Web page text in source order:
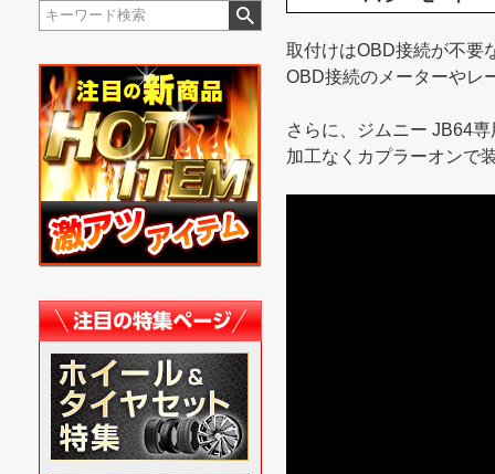
取付けはOBD接続が不要
OBD接続のメーターやレ
さらに、ジムニー JB64
加工なくカプラーオンで